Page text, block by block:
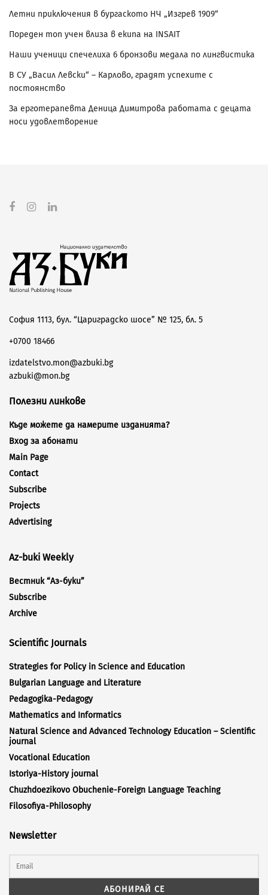
Летни приключения в бургаското НЧ „Изгрев 1909“
Пореден топ учен влиза в екипа на INSAIT
Наши ученици спечелиха 6 бронзови медала по лингвистика
В СУ „Васил Левски“ – Карлово, градят успехите с
постоянство
За ерготерапевта Деница Димитрова работата с децата
носи удовлетворение
София 1113, бул. “Цариградско шосе” № 125, бл. 5
+0700 18466
izdatelstvo.mon@azbuki.bg
azbuki@mon.bg
Полезни линкове
Къде можете да намерите изданията?
Вход за абонати
Main Page
Contact
Subscribe
Projects
Advertising
Az-buki Weekly
Вестник “Аз-буки”
Subscribe
Archive
Scientific Journals
Strategies for Policy in Science and Education
Bulgarian Language and Literature
Pedagogika-Pedagogy
Mathematics and Informatics
Natural Science and Advanced Technology Education – Scientific
journal
Vocational Education
Istoriya-History journal
Chuzhdoezikovo Obuchenie-Foreign Language Teaching
Filosofiya-Philosophy
Newsletter